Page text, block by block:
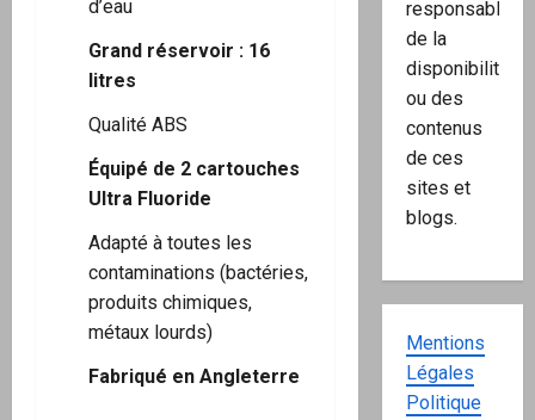
d’eau
Grand réservoir : 16
litres
Qualité ABS
Équipé de 2 cartouches
Ultra Fluoride
Adapté à toutes les
contaminations (bactéries,
produits chimiques,
métaux lourds)
Fabriqué en Angleterre
responsable
de la
disponibilité
ou des
contenus
de ces
sites et
blogs.
Mentions
Légales
Politique